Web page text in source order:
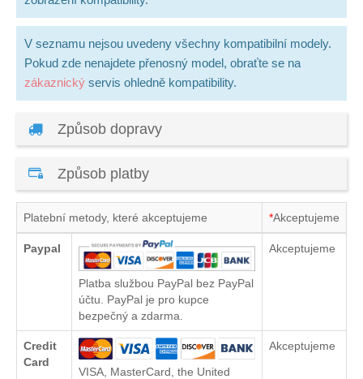
V seznamu nejsou uvedeny všechny kompatibilní modely.
Pokud zde nenajdete přenosný model, obraťte se na
zákaznický servis ohledně kompatibility.
Způsob dopravy
Způsob platby
Platební metody, které akceptujeme *Akceptujeme
Paypal
Platba službou PayPal bez PayPal
účtu. PayPal je pro kupce
bezpečný a zdarma.
Akceptujeme
Credit
Card
VISA, MasterCard, the United
Akceptujeme